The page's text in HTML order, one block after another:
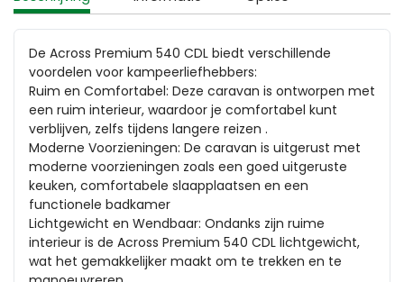
De Across Premium 540 CDL biedt verschillende
voordelen voor kampeerliefhebbers:
Ruim en Comfortabel: Deze caravan is ontworpen met
een ruim interieur, waardoor je comfortabel kunt
verblijven, zelfs tijdens langere reizen .
Moderne Voorzieningen: De caravan is uitgerust met
moderne voorzieningen zoals een goed uitgeruste
keuken, comfortabele slaapplaatsen en een
functionele badkamer
Lichtgewicht en Wendbaar: Ondanks zijn ruime
interieur is de Across Premium 540 CDL lichtgewicht,
wat het gemakkelijker maakt om te trekken en te